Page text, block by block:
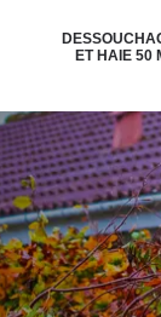
ET HAIE 50